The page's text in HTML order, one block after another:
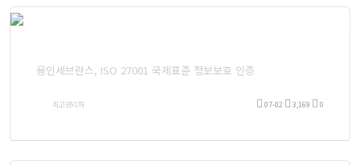
용인세브란스, ISO 27001 국제표준 정보보호 인증
최고관리자 07-02 3,169 0